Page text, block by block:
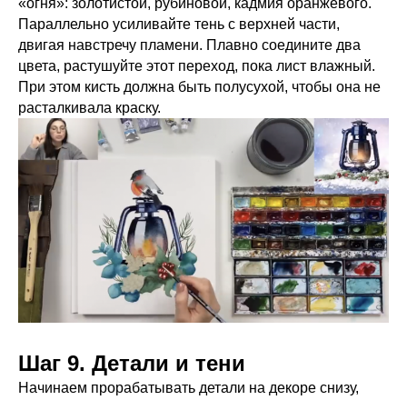
Параллельно усиливайте тень с верхней части,
двигая навстречу пламени. Плавно соедините два
цвета, растушуйте этот переход, пока лист влажный.
При этом кисть должна быть полусухой, чтобы она не
расталкивала краску.
Шаг 9. Детали и тени
Начинаем прорабатывать детали на декоре снизу,